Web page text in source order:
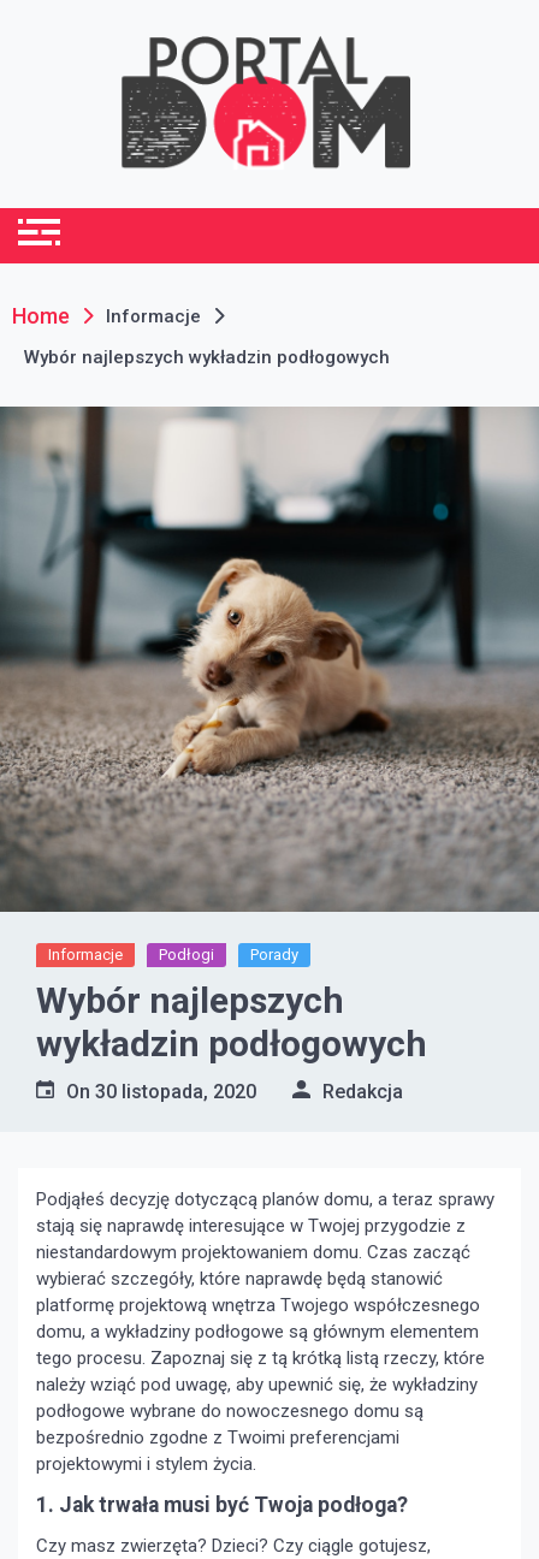
portaldom.com.pl
Home
Informacje
Wybór najlepszych wykładzin podłogowych
Informacje Podłogi Porady
Wybór najlepszych
wykładzin podłogowych
On 30 listopada, 2020 Redakcja
Podjąłeś decyzję dotyczącą planów domu, a teraz sprawy
stają się naprawdę interesujące w Twojej przygodzie z
niestandardowym projektowaniem domu. Czas zacząć
wybierać szczegóły, które naprawdę będą stanowić
platformę projektową wnętrza Twojego współczesnego
domu, a wykładziny podłogowe są głównym elementem
tego procesu. Zapoznaj się z tą krótką listą rzeczy, które
należy wziąć pod uwagę, aby upewnić się, że wykładziny
podłogowe wybrane do nowoczesnego domu są
bezpośrednio zgodne z Twoimi preferencjami
projektowymi i stylem życia.
1. Jak trwała musi być Twoja podłoga?
Czy masz zwierzęta? Dzieci? Czy ciągle gotujesz,